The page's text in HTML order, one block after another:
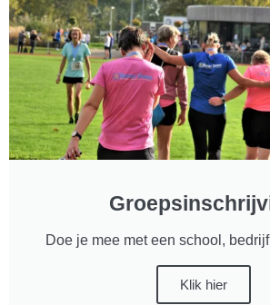
Doe je mee met een school,
Klik hier